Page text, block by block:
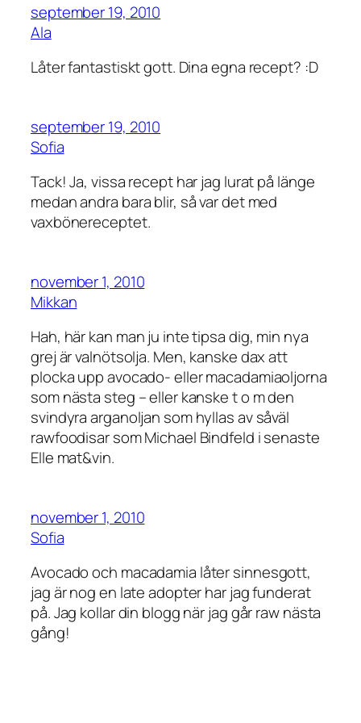
september 19, 2010
Ala
Låter fantastiskt gott. Dina egna recept? :D
september 19, 2010
Sofia
Tack! Ja, vissa recept har jag lurat på länge
medan andra bara blir, så var det med
vaxbönereceptet.
november 1, 2010
Mikkan
Hah, här kan man ju inte tipsa dig, min nya
grej är valnötsolja. Men, kanske dax att
plocka upp avocado- eller macadamiaoljorna
som nästa steg – eller kanske t o m den
svindyra arganoljan som hyllas av såväl
rawfoodisar som Michael Bindfeld i senaste
Elle mat&vin.
november 1, 2010
Sofia
Avocado och macadamia låter sinnesgott,
jag är nog en late adopter har jag funderat
på. Jag kollar din blogg när jag går raw nästa
gång!